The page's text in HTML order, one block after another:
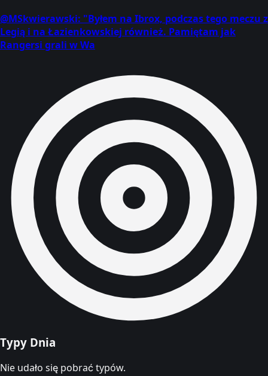
@MSkwierawski: "Byłem na Ibrox, podczas tego meczu z
Legią i na Łazienkowskiej również. Pamiętam jak
Rangersi grali w Wa
Typy Dnia
Nie udało się pobrać typów.